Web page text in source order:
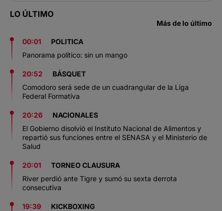
LO ÚLTIMO
Más de lo último
00:01
POLITICA
Panorama político: sin un mango
20:52
BÁSQUET
Comodoro será sede de un cuadrangular de la Liga
Federal Formativa
20:26
NACIONALES
El Gobierno disolvió el Instituto Nacional de Alimentos y
repartió sus funciones entre el SENASA y el Ministerio de
Salud
20:01
TORNEO CLAUSURA
River perdió ante Tigre y sumó su sexta derrota
consecutiva
19:39
KICKBOXING